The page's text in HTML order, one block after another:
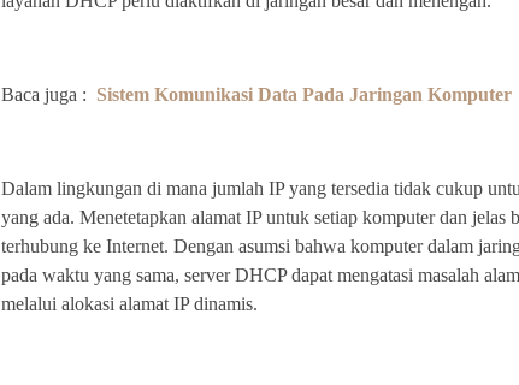
Baca juga : Sistem Komunikasi Data Pada Jaringan Komputer
Dalam lingkungan di mana jumlah IP yang tersedia tidak cukup
yang ada. Menetetapkan alamat IP untuk setiap komputer dan jelas
terhubung ke Internet. Dengan asumsi bahwa komputer dalam
pada waktu yang sama, server DHCP dapat mengatasi masalah
melalui alokasi alamat IP dinamis.